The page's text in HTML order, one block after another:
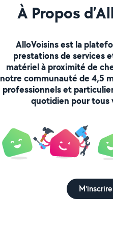
À Propos
AlloVoisins est la
prestations de services
matériel à proximité de
notre communauté de 4,5
professionnels et
quotidien pour tous
M'inscrire